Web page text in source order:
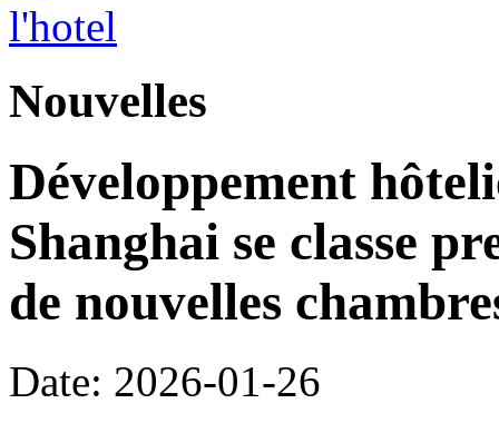
Nouvelles
Développement
Shanghai se classe
de nouvelles
Date: 2026-01-26